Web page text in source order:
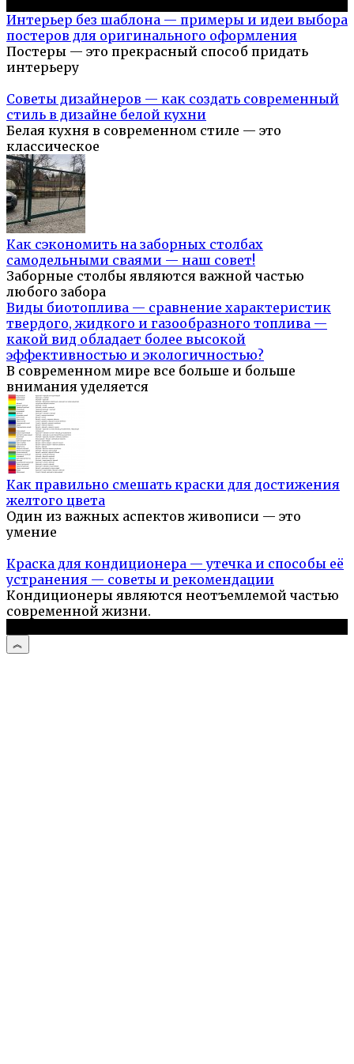
Интерьер без шаблона — примеры и идеи выбора
постеров для оригинального оформления
Постеры — это прекрасный способ придать
интерьеру
Советы дизайнеров — как создать современный
стиль в дизайне белой кухни
Белая кухня в современном стиле — это
классическое
Как сэкономить на заборных столбах
самодельными сваями — наш совет!
Заборные столбы являются важной частью
любого забора
Виды биотоплива — сравнение характеристик
твердого, жидкого и газообразного топлива —
какой вид обладает более высокой
эффективностью и экологичностью?
В современном мире все больше и больше
внимания уделяется
Как правильно смешать краски для достижения
желтого цвета
Один из важных аспектов живописи — это
умение
Краска для кондиционера — утечка и способы её
устранения — советы и рекомендации
Кондиционеры являются неотъемлемой частью
современной жизни.